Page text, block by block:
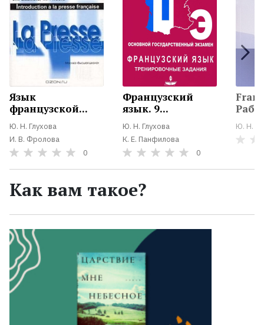
Язык
французской...
Ю. Н. Глухова
И. В. Фролова
0
Французский
язык. 9...
Ю. Н. Глухова
К. Е. Панфилова
0
Ю. Н.
Как вам такое?